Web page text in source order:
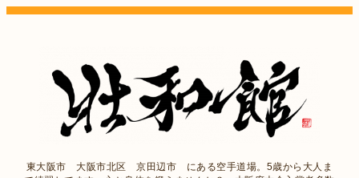
東大阪市 大阪市北区 京田辺市 にある空手道場。5歳から大人ま